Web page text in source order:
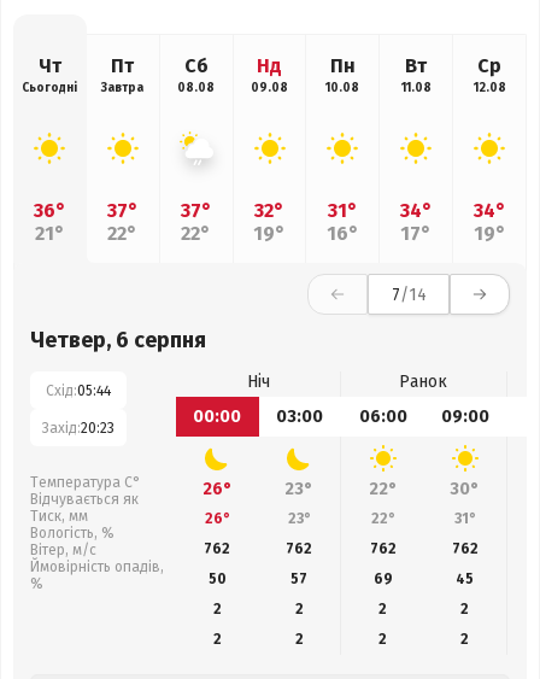
Чт
Сьогодні
36°
21°
Пт
Завтра
37°
22°
Сб
08.08
37°
22°
Нд
09.08
32°
19°
Пн
10.08
31°
16°
Вт
11.08
34°
17°
Ср
12.08
34°
19°
7/14
Четвер, 6 серпня
Схід:05:44
Захід:20:23
Температура С°
Відчувається як
Тиск, мм
Вологість, %
Вітер, м/с
Ймовірність опадів,
%
Ніч
Ранок
00:00
03:00 06:00 09:00
26° 23° 22° 30°
26° 23° 22° 31°
762
762 762 762
50
57 69
45
2
2 2
2
2
2 2 2